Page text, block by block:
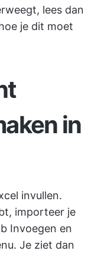
lees dan
je dit moet
in
invullen.
importeer je
Invoegen en
Je ziet dan